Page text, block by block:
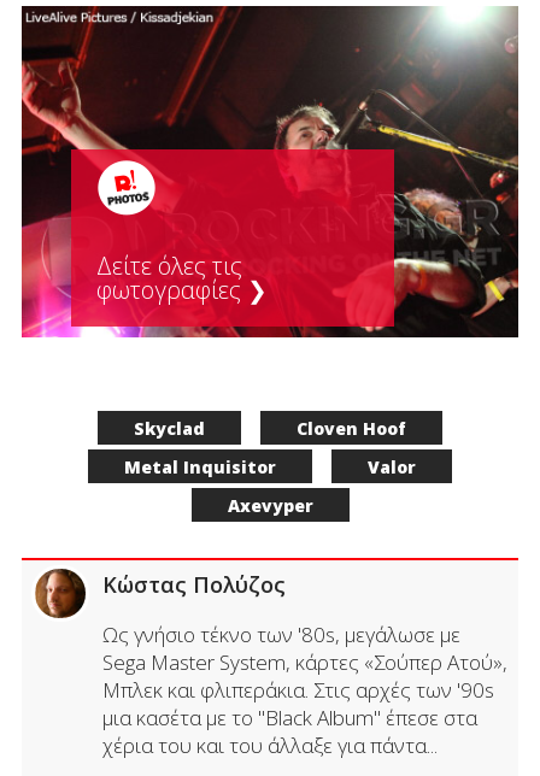
Δείτε όλες τις
φωτογραφίες ❯
Skyclad
Cloven Hoof
Metal Inquisitor
Valor
Axevyper
Κώστας Πολύζος
Ως γνήσιο τέκνο των '80s, μεγάλωσε με
Sega Master System, κάρτες «Σούπερ Ατού»,
Μπλεκ και φλιπεράκια. Στις αρχές των '90s
μια κασέτα με το "Black Album" έπεσε στα
χέρια του και του άλλαξε για πάντα...